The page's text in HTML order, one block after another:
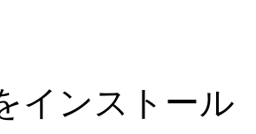
インストール